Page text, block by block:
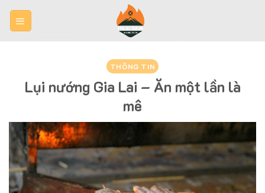
Skip
THÔNG TIN
Lụi nướng Gia Lai – Ăn một lần là
mê